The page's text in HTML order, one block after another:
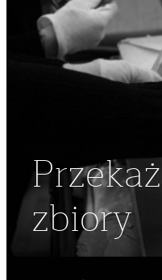
Przekaż
zbiory